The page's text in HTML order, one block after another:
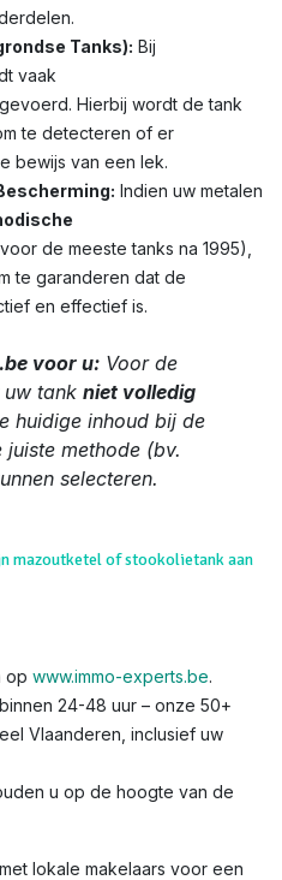
Tanks): Bij
vaak
Hierbij wordt de tank
te detecteren of er
bewijs van een lek.
Indien uw metalen
de meeste tanks na 1995),
te garanderen dat de
en effectief is.
voor u: Voor de
uw tank niet volledig
huidige inhoud bij de
methode (bv.
selecteren.
mazoutketel of stookolietank aan
op www.immo-experts.be.
24-48 uur – onze 50+
Vlaanderen, inclusief uw
u op de hoogte van de
lokale makelaars voor een